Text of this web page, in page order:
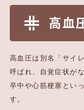
高血
高血圧は別名「サイ
呼ばれ、自覚症状が
卒中や心筋梗塞とい
す。